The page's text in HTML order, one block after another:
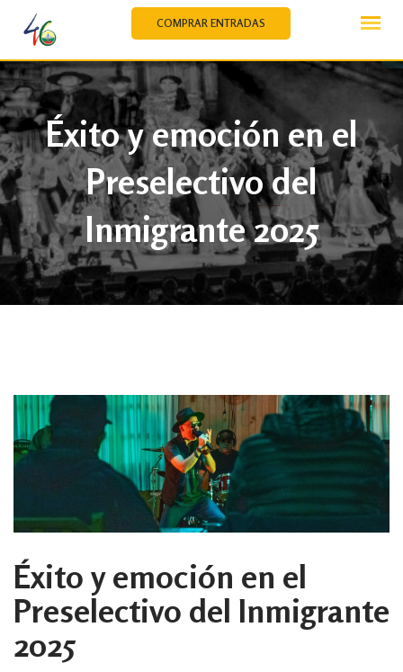
content
COMPRAR ENTRADAS
Éxito y emoción en el
Preselectivo del
Inmigrante 2025
Éxito y emoción en el
Preselectivo del Inmigrante
2025